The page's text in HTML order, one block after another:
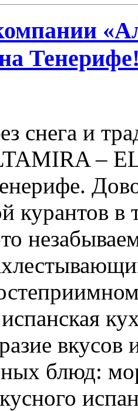
снега и
–
курантов
блюд: